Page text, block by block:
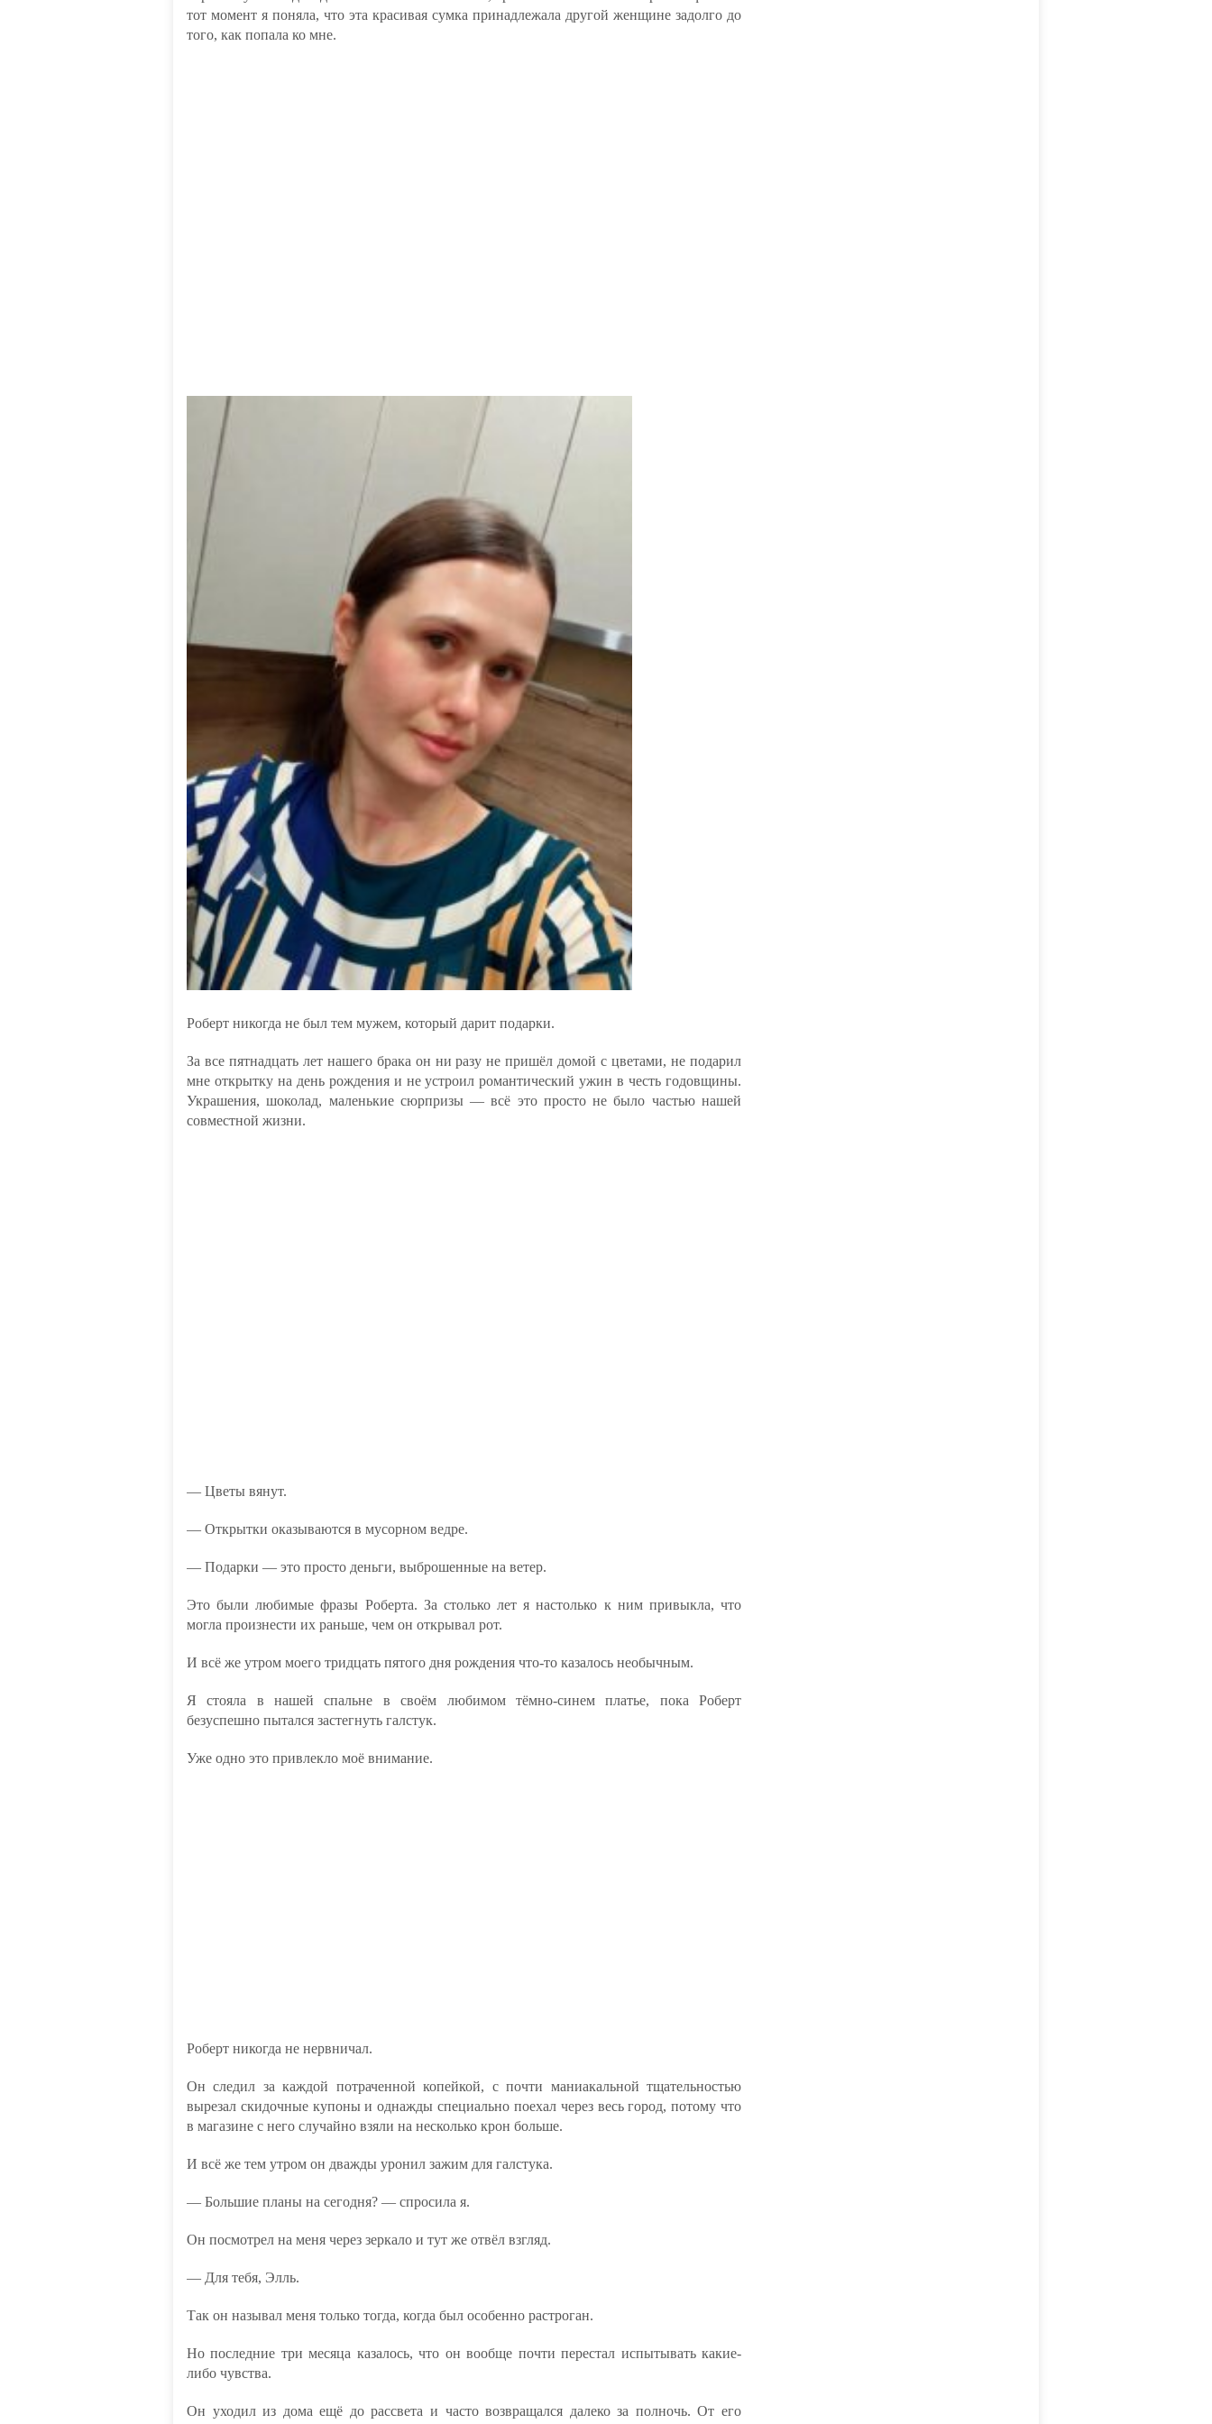
тот момент я поняла, что эта красивая сумка принадлежала другой женщине задолго до
того, как попала ко мне.
Роберт никогда не был тем мужем, который дарит подарки.
За все пятнадцать лет нашего брака он ни разу не пришёл домой с цветами, не подарил
мне открытку на день рождения и не устроил романтический ужин в честь годовщины.
Украшения, шоколад, маленькие сюрпризы — всё это просто не было частью нашей
совместной жизни.
— Цветы вянут.
— Открытки оказываются в мусорном ведре.
— Подарки — это просто деньги, выброшенные на ветер.
Это были любимые фразы Роберта. За столько лет я настолько к ним привыкла, что
могла произнести их раньше, чем он открывал рот.
И всё же утром моего тридцать пятого дня рождения что-то казалось необычным.
Я стояла в нашей спальне в своём любимом тёмно-синем платье, пока Роберт
безуспешно пытался застегнуть галстук.
Уже одно это привлекло моё внимание.
Роберт никогда не нервничал.
Он следил за каждой потраченной копейкой, с почти маниакальной тщательностью
вырезал скидочные купоны и однажды специально поехал через весь город, потому что
в магазине с него случайно взяли на несколько крон больше.
И всё же тем утром он дважды уронил зажим для галстука.
— Большие планы на сегодня? — спросила я.
Он посмотрел на меня через зеркало и тут же отвёл взгляд.
— Для тебя, Элль.
Так он называл меня только тогда, когда был особенно растроган.
Но последние три месяца казалось, что он вообще почти перестал испытывать какие-
либо чувства.
Он уходил из дома ещё до рассвета и часто возвращался далеко за полночь. От его